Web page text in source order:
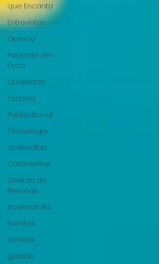
que Encanta
Entrevistas
Opinião
Paciente em
Foco
Qualidade
Técnica
Publieditorial
Tecnologia
aceleralab
Coronavírus
Gestão de
Pessoas
Aceleratalks
Eventos
Vendas
gestão